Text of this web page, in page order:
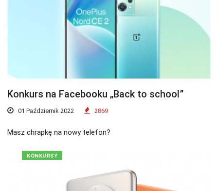
Konkurs na Facebooku „Back to school”
01 Październik 2022 2869
Masz chrapkę na nowy telefon?
KONKURSY